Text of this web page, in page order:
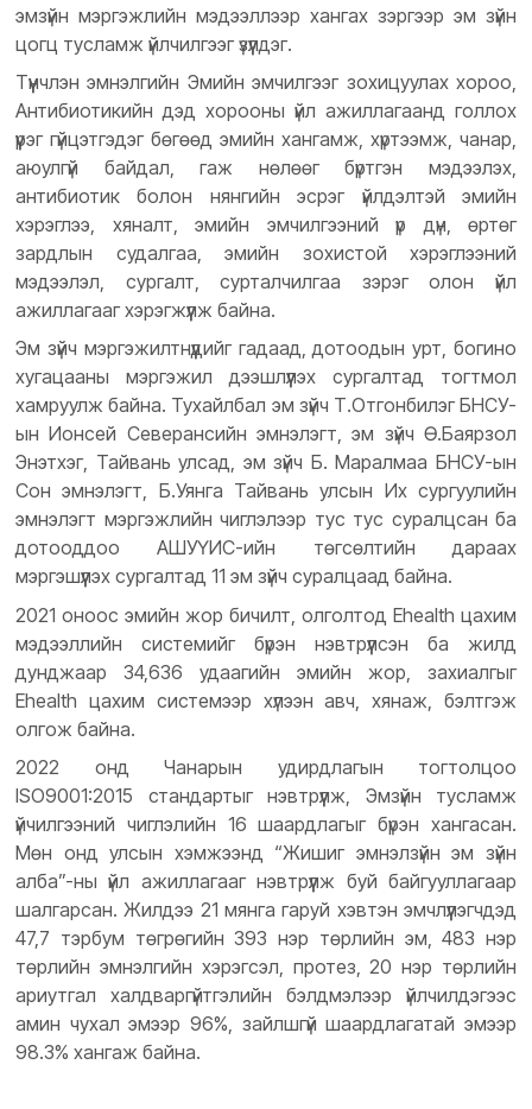
эмзүйн мэргэжлийн мэдээллээр хангах зэргээр эм зүйн
цогц тусламж үйлчилгээг үзүүлдэг.
Түүнчлэн эмнэлгийн Эмийн эмчилгээг зохицуулах хороо,
Антибиотикийн дэд хорооны үйл ажиллагаанд голлох
үүрэг гүйцэтгэдэг бөгөөд эмийн хангамж, хүртээмж, чанар,
аюулгүй байдал, гаж нөлөөг бүртгэн мэдээлэх,
антибиотик болон нянгийн эсрэг үйлдэлтэй эмийн
хэрэглээ, хяналт, эмийн эмчилгээний үр дүн, өртөг
зардлын судалгаа, эмийн зохистой хэрэглээний
мэдээлэл, сургалт, сурталчилгаа зэрэг олон үйл
ажиллагааг хэрэгжүүлж байна.
Эм зүйч мэргэжилтнүүдийг гадаад, дотоодын урт, богино
хугацааны мэргэжил дээшлүүлэх сургалтад тогтмол
хамруулж байна. Тухайлбал эм зүйч Т.Отгонбилэг БНСУ-
ын Ионсей Северансийн эмнэлэгт, эм зүйч Ө.Баярзол
Энэтхэг, Тайвань улсад, эм зүйч Б. Маралмаа БНСУ-ын
Сон эмнэлэгт, Б.Уянга Тайвань улсын Их сургуулийн
эмнэлэгт мэргэжлийн чиглэлээр тус тус суралцсан ба
дотооддоо АШУҮИС-ийн төгсөлтийн дараах
мэргэшүүлэх сургалтад 11 эм зүйч суралцаад байна.
2021 оноос эмийн жор бичилт, олголтод Ehealth цахим
мэдээллийн системийг бүрэн нэвтрүүлсэн ба жилд
дунджаар 34,636 удаагийн эмийн жор, захиалгыг
Ehealth цахим системээр хүлээн авч, хянаж, бэлтгэж
олгож байна.
2022 онд Чанарын удирдлагын тогтолцоо
ISO9001:2015 стандартыг нэвтрүүлж, Эмзүйн тусламж
үйчилгээний чиглэлийн 16 шаардлагыг бүрэн хангасан.
Мөн онд улсын хэмжээнд “Жишиг эмнэлзүйн эм зүйн
алба”-ны үйл ажиллагааг нэвтрүүлж буй байгууллагаар
шалгарсан. Жилдээ 21 мянга гаруй хэвтэн эмчлүүлэгчдэд
47,7 тэрбум төгрөгийн 393 нэр төрлийн эм, 483 нэр
төрлийн эмнэлгийн хэрэгсэл, протез, 20 нэр төрлийн
ариутгал халдваргүйтгэлийн бэлдмэлээр үйлчилдэгээс
амин чухал эмээр 96%, зайлшгүй шаардлагатай эмээр
98.3% хангаж байна.